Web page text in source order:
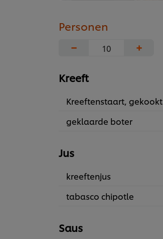
Personen
−
+
Kreeft
Kreeftenstaart, gekookt
geklaarde boter
Jus
kreeftenjus
tabasco chipotle
Saus